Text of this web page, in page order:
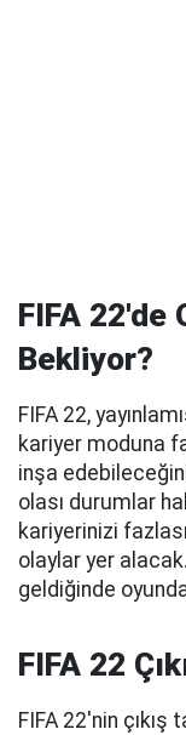
FIFA 22'de
Bekliyor?
FIFA 22,
kariyer moduna
inşa
olası durumlar
kariyerinizi
olaylar yer
geldiğinde
FIFA 22
FIFA 22'nin